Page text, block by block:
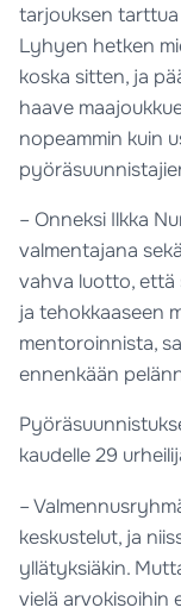
tarjouksen
Lyhyen hetken
koska sitten, ja
haave
nopeammin kuin
– Onneksi Ilkka
valmentajana
vahva luotto, että
ja tehokkaaseen
mentoroinnista,
ennenkään
kaudelle 29
–
keskustelut, ja
yllätyksiäkin.
vielä arvokisoihin